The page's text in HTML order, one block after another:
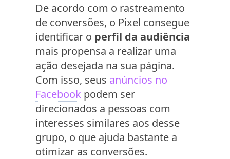
De acordo com o rastreamento
de conversões, o Pixel consegue
identificar o perfil da audiência
mais propensa a realizar uma
ação desejada na sua página.
Com isso, seus anúncios no
Facebook podem ser
direcionados a pessoas com
interesses similares aos desse
grupo, o que ajuda bastante a
otimizar as conversões.